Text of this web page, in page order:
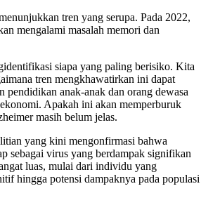
tren yang serupa. Pada 2022,
mengalami masalah memori dan
siapa yang paling berisiko. Kita
tren mengkhawatirkan ini dapat
pendidikan anak-anak dan orang dewasa
Apakah ini akan memperburuk
masih belum jelas.
yang kini mengonfirmasi bahwa
sebagai virus yang berdampak signifikan
luas, mulai dari individu yang
hingga potensi dampaknya pada populasi